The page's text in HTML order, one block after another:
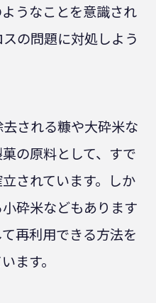
うなことを意識され
の問題に対処しよう
される糠や大砕米な
の原料として、すで
されています。しか
砕米などもあります
再利用できる方法を
ます。